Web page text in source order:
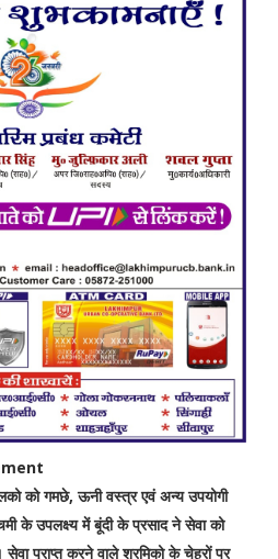
को गमछे, ऊनी वस्त्र एवं अन्य उपयोगी
के उपलक्ष्य में बूंदी के प्रसाद ने सेवा को
प्राप्त करने वाले श्रमिको के चेहरों पर